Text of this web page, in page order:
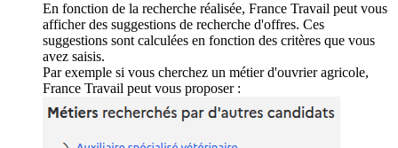
En fonction de la recherche réalisée, France Travail peut vous
afficher des suggestions de recherche d'offres. Ces
suggestions sont calculées en fonction des critères que vous
avez saisis.
Par exemple si vous cherchez un métier d'ouvrier agricole,
France Travail peut vous proposer :